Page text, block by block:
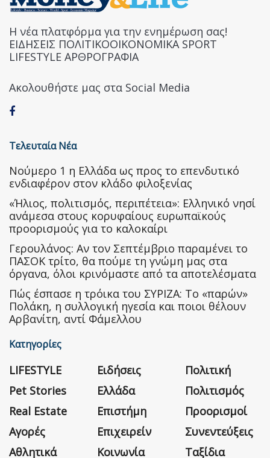
Η νέα πλατφόρμα για την ενημέρωση σας!
ΕΙΔΗΣΕΙΣ ΠΟΛΙΤΙΚΟΟΙΚΟΝΟΜΙΚΑ SPORT
LIFESTYLE ΑΡΘΡΟΓΡΑΦΙΑ
Ακολουθήστε μας στα Social Media
Τελευταία Νέα
Nούμερο 1 η Ελλάδα ως προς το επενδυτικό
ενδιαφέρον στον κλάδο φιλοξενίας
«Ήλιος, πολιτισμός, περιπέτεια»: Ελληνικό νησί
ανάμεσα στους κορυφαίους ευρωπαϊκούς
προορισμούς για το καλοκαίρι
Γερουλάνος: Αν τον Σεπτέμβριο παραμένει το
ΠΑΣΟΚ τρίτο, θα πούμε τη γνώμη μας στα
όργανα, όλοι κρινόμαστε από τα αποτελέσματα
Πώς έσπασε η τρόικα του ΣΥΡΙΖΑ: Το «παρών»
Πολάκη, η συλλογική ηγεσία και ποιοι θέλουν
Αρβανίτη, αντί Φάμελλου
Κατηγορίες
LIFESTYLE
Pet Stories
Real Estate
Αγορές
Αθλητικά
Ειδήσεις
Ελλάδα
Επιστήμη
Επιχειρείν
Κοινωνία
Πολιτική
Πολιτισμός
Προορισμοί
Συνεντεύξεις
Ταξίδια